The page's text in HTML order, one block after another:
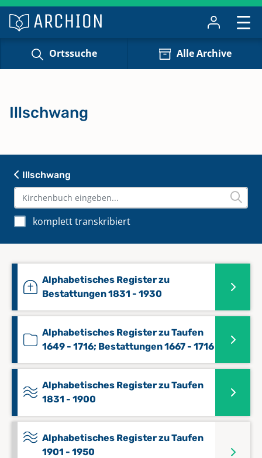
Ortssuche Alle Archive
Illschwang
komplett transkribiert
Alphabetisches Register zu
Bestattungen 1831 - 1930
Alphabetisches Register zu Taufen
1649 - 1716; Bestattungen 1667 - 1716
Alphabetisches Register zu Taufen
1831 - 1900
Alphabetisches Register zu Taufen
1901 - 1950
Illschwang